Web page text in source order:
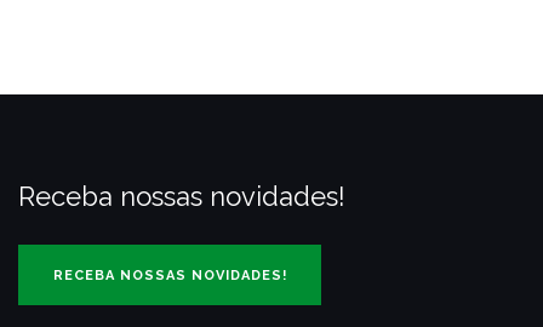
Receba nossas novidades!